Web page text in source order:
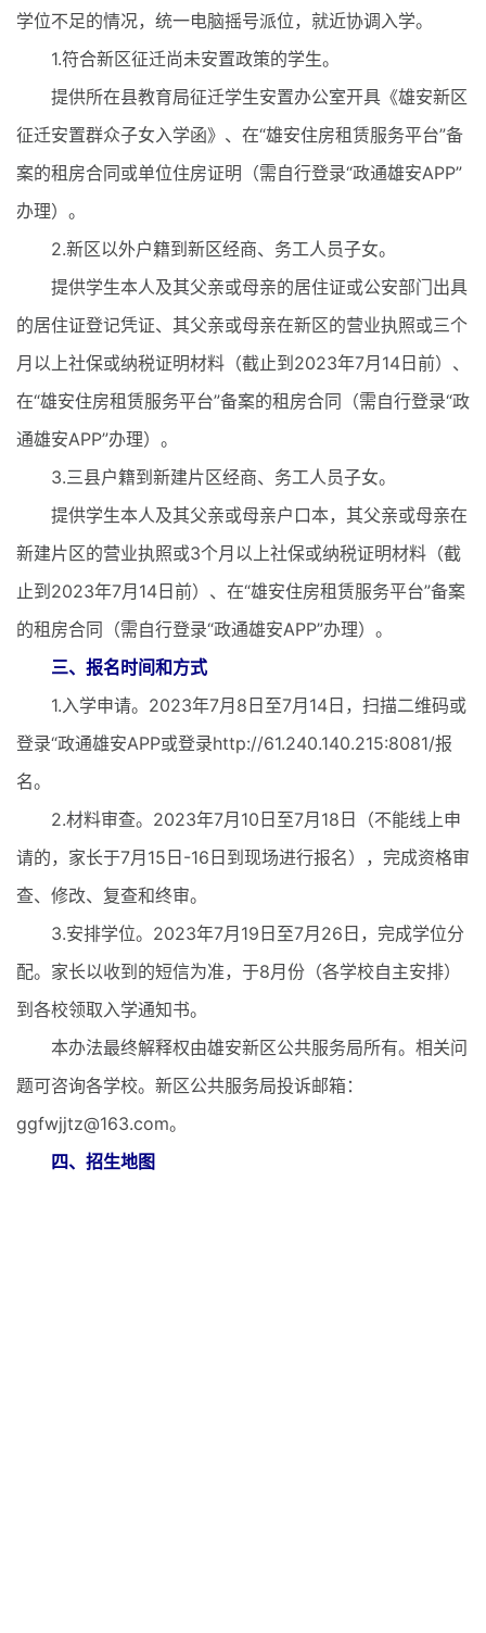
学位不足的情况，统一电脑摇号派位，就近协调入学。
1.符合新区征迁尚未安置政策的学生。
提供所在县教育局征迁学生安置办公室开具《雄安新区
征迁安置群众子女入学函》、在“雄安住房租赁服务平台”备
案的租房合同或单位住房证明（需自行登录“政通雄安APP”
办理）。
2.新区以外户籍到新区经商、务工人员子女。
提供学生本人及其父亲或母亲的居住证或公安部门出具
的居住证登记凭证、其父亲或母亲在新区的营业执照或三个
月以上社保或纳税证明材料（截止到2023年7月14日前）、
在“雄安住房租赁服务平台”备案的租房合同（需自行登录“政
通雄安APP”办理）。
3.三县户籍到新建片区经商、务工人员子女。
提供学生本人及其父亲或母亲户口本，其父亲或母亲在
新建片区的营业执照或3个月以上社保或纳税证明材料（截
止到2023年7月14日前）、在“雄安住房租赁服务平台”备案
的租房合同（需自行登录“政通雄安APP”办理）。
三、报名时间和方式
1.入学申请。2023年7月8日至7月14日，扫描二维码或
登录“政通雄安APP或登录http://61.240.140.215:8081/报
名。
2.材料审查。2023年7月10日至7月18日（不能线上申
请的，家长于7月15日-16日到现场进行报名），完成资格审
查、修改、复查和终审。
3.安排学位。2023年7月19日至7月26日，完成学位分
配。家长以收到的短信为准，于8月份（各学校自主安排）
到各校领取入学通知书。
本办法最终解释权由雄安新区公共服务局所有。相关问
题可咨询各学校。新区公共服务局投诉邮箱：
ggfwjjtz@163.com。
四、招生地图